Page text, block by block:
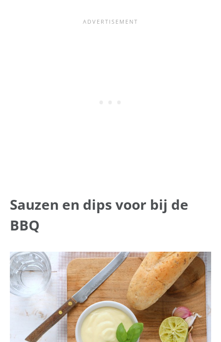
Sauzen en dips voor bij de
BBQ